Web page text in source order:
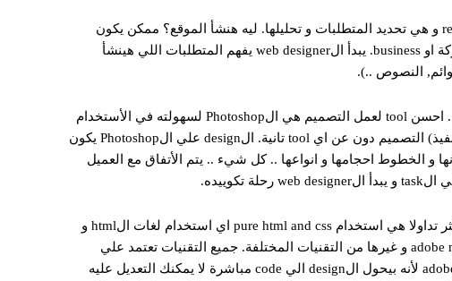
انشاء اي موقع يبدأ بخطوة requirement specification and analysis و هي تحديد المتطلبات و تحليلها. ليه هنشأ الموقع؟ ممكن يكون
موقع شخصي لأفراد او موقع بيقدم خدمات للمجتمع أو عميل شركة او business. يبدأ الweb designer يفهم المتطلبات اللي هينشأ
النصوص ..).
ثم يبدأ في تصميم(layout) لشكل الموقع كاملا بصفحاته الداخلية .. احسن tool لعمل التصميم هي الPhotoshop لسهولته في الأستخدام
و التعامل مع الألوان. كما انه يسهل علي الweb designer تكويد(تنفيذ) التصميم دون عن اي tool تانية. الdesign علي الPhotoshop يكون
و الخطوط احجامها و انواعها .. كل شيء .. يتم الأتفاق مع العميل
علي الweb designer اختيار التقنية اللي هينفذ بها الموقع .. فالأكثر تداولا هي استخدام pure html and css اي استخدام لغات الhtml و
الcss فقط لأنشاء الموقع. يوجد طرق مثل الbootstrap و الadobe muse و غيرها من التقنيات المختلفة. جميع التقنيات تعتمد علي
الhtml و الcss و تستخدمهم لكن بطرق مختلفة ما عدا الadobe muse لأنه بيحول الdesign الي code مباشرة لا يمكنك التعديل عليه